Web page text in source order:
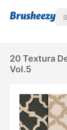
20 Textura
Vol.5